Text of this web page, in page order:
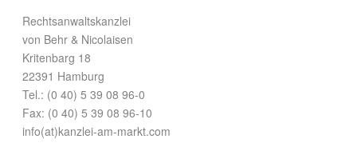
Rechtsanwaltskanzlei
von Behr & Nicolaisen
Kritenbarg 18
22391 Hamburg
Tel.: (0 40) 5 39 08 96-0
Fax: (0 40) 5 39 08 96-10
info(at)kanzlei-am-markt.com